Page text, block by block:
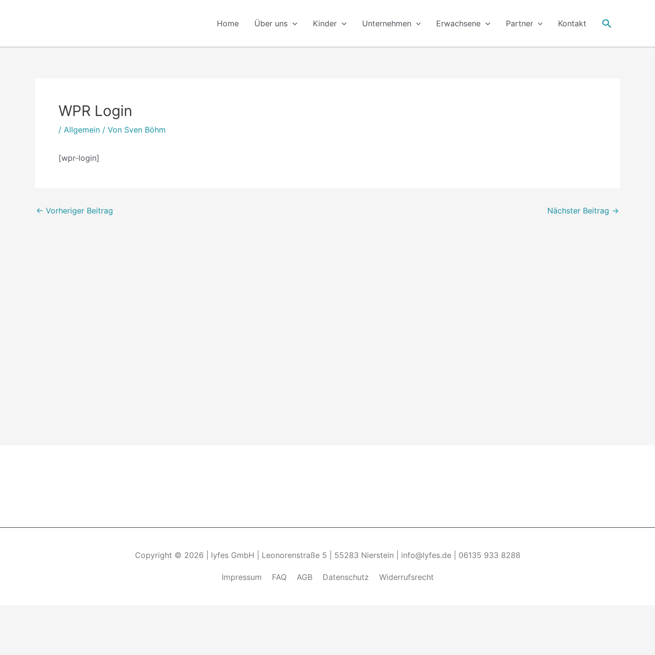
Home Über uns Kinder Unternehmen Erwachsene Partner Kontakt Suche
WPR Login
/ Allgemein / Von Sven Böhm
[wpr-login]
← Vorheriger Beitrag Nächster Beitrag →
Copyright © 2026 | lyfes GmbH | Leonorenstraße 5 | 55283 Nierstein | info@lyfes.de | 06135 933 8288
Impressum FAQ AGB Datenschutz Widerrufsrecht